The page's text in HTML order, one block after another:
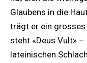
Glaubens in die
trägt er ein
steht «Deus Vult»
lateinischen